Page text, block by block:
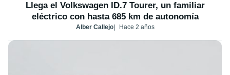
Llega el Volkswagen ID.7 Tourer, un familiar
eléctrico con hasta 685 km de autonomía
Alber Callejo Hace 2 años